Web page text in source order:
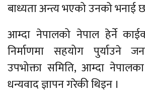
बाध्यता अन्त्य भएको उनको भनाई
आम्दा नेपालको नेपाल हेर्ने
निर्माणमा सहयोग पुर्याउने
उपभोक्ता समिति, आम्दा
धन्यवाद ज्ञापन गरेकी थिइन ।